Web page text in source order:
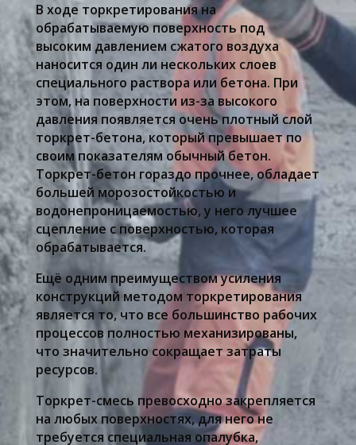
В ходе торкретирования на
обрабатываемую поверхность под
высоким давлением сжатого воздуха
наносится один ли нескольких слоев
специального раствора или бетона. При
этом, на поверхности из-за высокого
давления появляется очень плотный слой
торкрет-бетона, который превышает по
своим показателям обычный бетон.
Торкрет-бетон гораздо прочнее, обладает
большей морозостойкостью и
водонепроницаемостью, у него лучшее
сцепление с поверхностью, которая
обрабатывается.
Ещё одним преимуществом усиления
конструкций методом торкретирования
является то, что все большинство рабочих
процессов полностью механизированы,
что значительно сокращает затраты
ресурсов.
Торкрет-смесь превосходно закрепляется
на любых поверхностях, для него не
требуется специальная опалубка,